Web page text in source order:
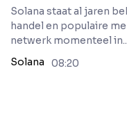
Solana staat al jaren
handel en populaire
netwerk momenteel
Solana
08:20